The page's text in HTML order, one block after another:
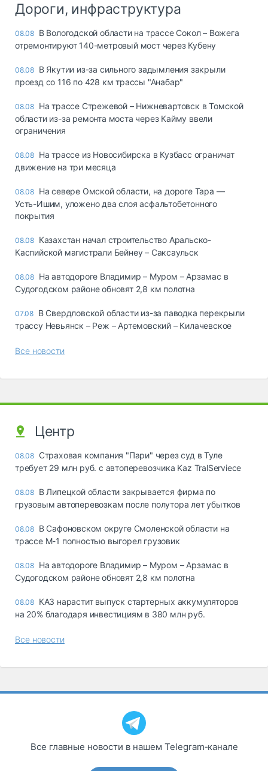
Дороги, инфраструктура
08.08 В Вологодской области на трассе Сокол – Вожега
отремонтируют 140-метровый мост через Кубену
08.08 В Якутии из-за сильного задымления закрыли
проезд со 116 по 428 км трассы "Анабар"
08.08 На трассе Стрежевой – Нижневартовск в Томской
области из-за ремонта моста через Кайму ввели
ограничения
08.08 На трассе из Новосибирска в Кузбасс ограничат
движение на три месяца
08.08 На севере Омской области, на дороге Тара —
Усть-Ишим, уложено два слоя асфальтобетонного
покрытия
08.08 Казахстан начал строительство Аральско-
Каспийской магистрали Бейнеу – Саксаульск
08.08 На автодороге Владимир – Муром – Арзамас в
Судогодском районе обновят 2,8 км полотна
07.08 В Свердловской области из-за паводка перекрыли
трассу Невьянск – Реж – Артемовский – Килачевское
Все новости
Центр
08.08 Страховая компания "Пари" через суд в Туле
требует 29 млн руб. с автоперевозчика Kaz TralServiece
08.08 В Липецкой области закрывается фирма по
грузовым автоперевозкам после полутора лет убытков
08.08 В Сафоновском округе Смоленской области на
трассе М-1 полностью выгорел грузовик
08.08 На автодороге Владимир – Муром – Арзамас в
Судогодском районе обновят 2,8 км полотна
08.08 КАЗ нарастит выпуск стартерных аккумуляторов
на 20% благодаря инвестициям в 380 млн руб.
Все новости
Все главные новости в нашем Telegram‑канале